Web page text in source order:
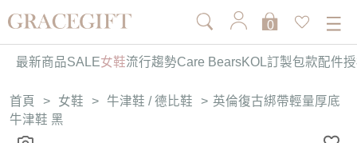
0
最新商品SALE女鞋流行趨勢Care BearsKOL訂製包款配件
首頁 > 女鞋 > 牛津鞋 / 德比鞋 > 英倫復古綁帶輕量厚底
牛津鞋 黑